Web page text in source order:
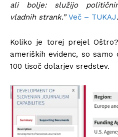
ali bolje: služijo
vladnih strank.”Več – TUKAJ.
Koliko je torej prejel
ameriških evidenc, so
100 tisoč dolarjev sredstev.